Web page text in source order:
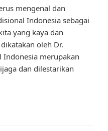
mengenal dan
Indonesia sebagai
yang kaya dan
oleh Dr.
Indonesia merupakan
dan dilestarikan